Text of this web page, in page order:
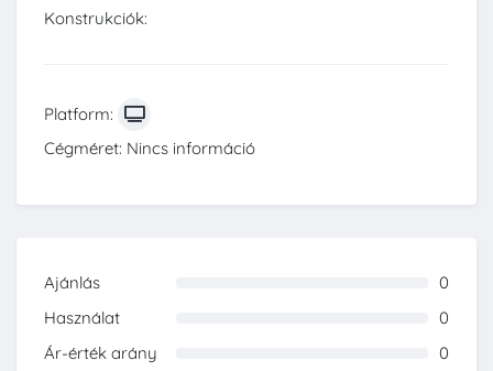
Konstrukciók:
Platform:
Cégméret: Nincs információ
Ajánlás
0
Használat
0
Ár-érték arány
0